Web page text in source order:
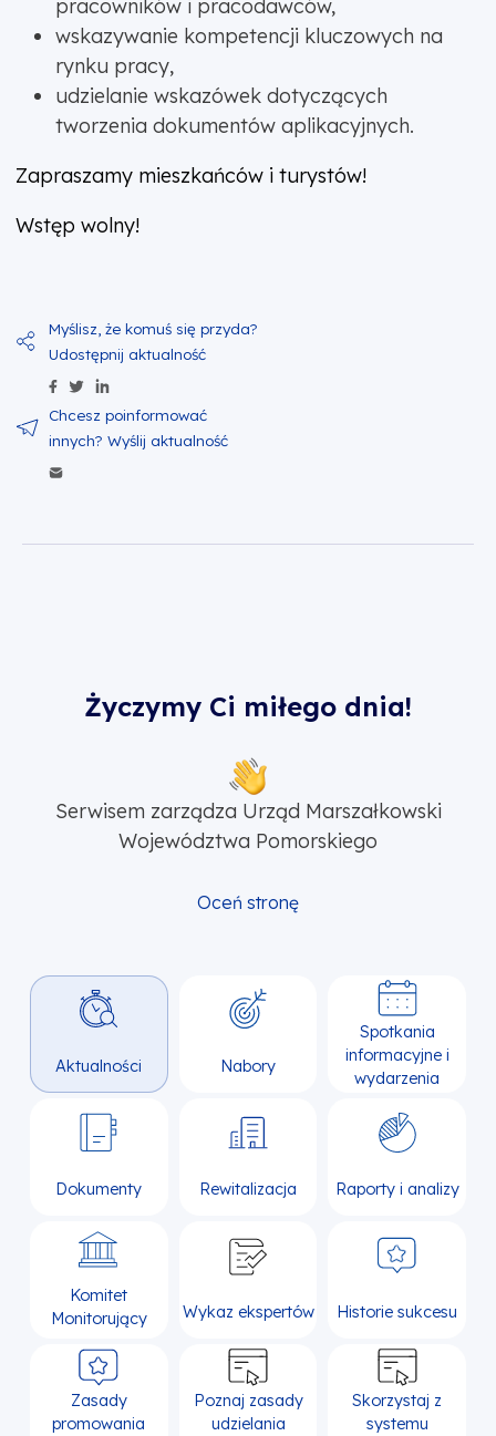
pracowników i pracodawców,
wskazywanie kompetencji kluczowych na
rynku pracy,
udzielanie wskazówek dotyczących
tworzenia dokumentów aplikacyjnych.
Zapraszamy mieszkańców i turystów!
Wstęp wolny!
Udostępnij zawartość na Facebook
Udostępnij zawartość na Twitter
Życzymy Ci miłego dnia!
Serwisem zarządza Urząd Marszałkowski
Województwa Pomorskiego
Oceń stronę
Aktualności Nabory
Spotkania
informacyjne i
wydarzenia
Dokumenty Rewitalizacja Raporty i analizy
Komitet
Monitorujący
Wykaz ekspertów Historie sukcesu
Zasady
promowania
Poznaj zasady
udzielania
Skorzystaj z
systemu